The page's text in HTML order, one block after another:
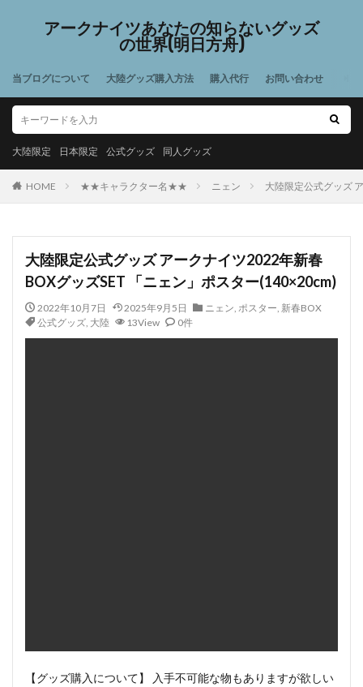
アークナイツあなたの知らないグッズ
の世界(明日方舟)
当ブログについて 大陸グッズ購入方法 購入代行 お問い合わせ
大陸限定 日本限定 公式グッズ 同人グッズ
HOME ★★キャラクター名★★ ニェン 大陸限定公式グッズ
大陸限定公式グッズ アークナイツ2022年新春
BOXグッズSET 「ニェン」ポスター(140×20cm)
2022年10月7日 2025年9月5日 ニェン, ポスター, 新春BOX
公式グッズ, 大陸 13View 0件
【グッズ購入について】 入手不可能な物もありますが欲しい